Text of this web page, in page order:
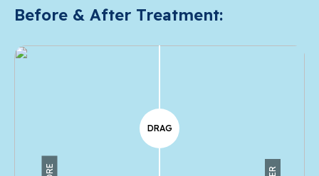
Before & After Treatment:
DRAG